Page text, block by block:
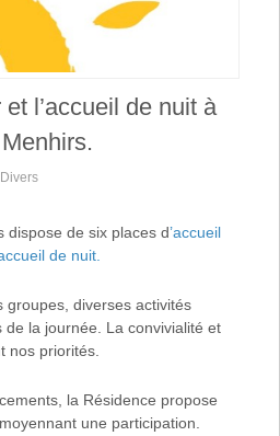
et l’accueil de nuit à
Divers
dispose de six places d’accueil
de nuit.
groupes, diverses activités
la journée. La convivialité et
nos priorités.
la Résidence propose
une participation.